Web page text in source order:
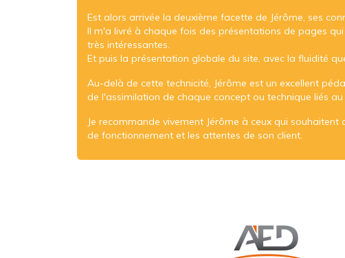
Est alors arrivée la deuxième facette de Jérôme, ses
Il m'a livré à chaque fois des présentations de pages
très intéressantes.
Et puis la présentation globale du site, avec la fluidité
Au-delà de cette technicité, Jérôme est un excellent
de l'assimilation de chaque concept ou technique liés
Je recommande vivement Jérôme à ceux qui
de fonctionnement et les attentes de son client.